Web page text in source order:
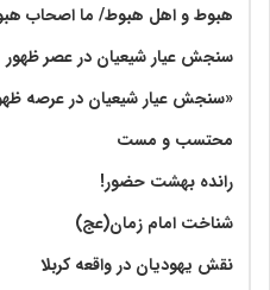
هبوط و اهل هبوط/ ما اصحاب
سنجش عیار شیعیان در عصر ظهور
«سنجش عیار شیعیان در عرصه
محتسب و مست
رانده بهشت‌ حضور!
شناخت امام زمان(عج)
نقش یهودیان در واقعه کربلا